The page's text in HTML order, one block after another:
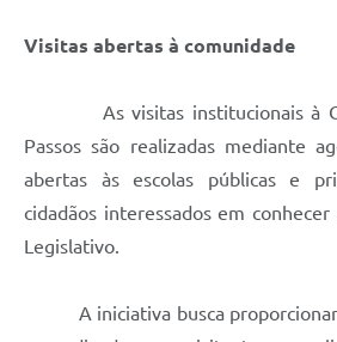
Visitas abertas à comunidade
As visitas institucionais à
Passos são realizadas mediante
abertas às escolas públicas e
cidadãos interessados em
Legislativo.
A iniciativa busca proporcionar